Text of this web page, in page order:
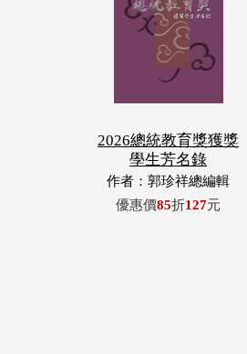
2026總統教育獎獲獎
學生芳名錄
作者：郭珍祥總編輯
優惠價85折127元